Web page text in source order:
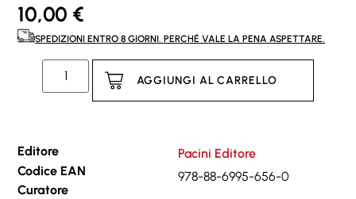
10,00 €
SPEDIZIONI ENTRO 8 GIORNI. PERCHÉ VALE LA PENA ASPETTARE.
AGGIUNGI AL CARRELLO
Editore
Pacini Editore
Codice EAN
978-88-6995-656-0
Curatore